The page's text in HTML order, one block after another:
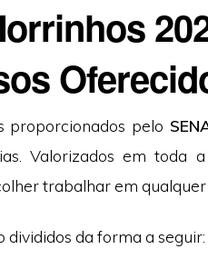
proporcionados pelo
Valorizados em toda
trabalhar em
divididos da forma a seguir: